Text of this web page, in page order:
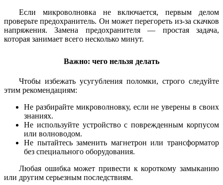
Если микроволновка не включается, первым делом
проверьте предохранитель. Он может перегореть из-за скачков
напряжения. Замена предохранителя — простая задача,
которая занимает всего несколько минут.
Важно: чего нельзя делать
Чтобы избежать усугубления поломки, строго следуйте
этим рекомендациям:
Не разбирайте микроволновку, если не уверены в своих
знаниях.
Не используйте устройство с поврежденным корпусом
или волноводом.
Не пытайтесь заменить магнетрон или трансформатор
без специального оборудования.
Любая ошибка может привести к короткому замыканию
или другим серьезным последствиям.